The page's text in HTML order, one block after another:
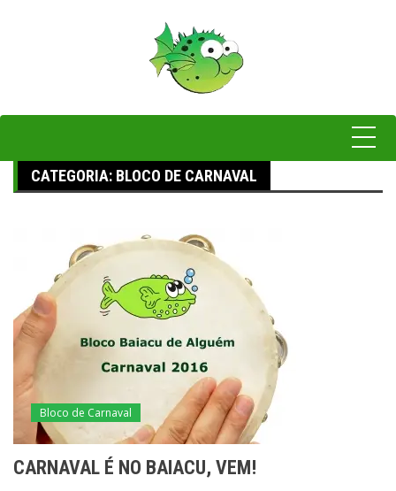
CATEGORIA: BLOCO DE CARNAVAL
Bloco de Carnaval
CARNAVAL É NO BAIACU, VEM!